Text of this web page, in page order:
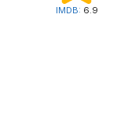
IMDB: 6.9